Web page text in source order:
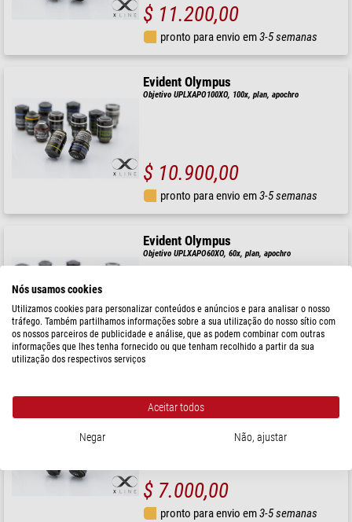
$ 11.200,00
pronto para envio em3-5 semanas
Evident Olympus
Objetivo UPLXAPO100XO, 100x, plan, apochro
$ 10.900,00
pronto para envio em3-5 semanas
Evident Olympus
Objetivo UPLXAPO60XO, 60x, plan, apochro
$ 9.400,00
pronto para envio em3-5 semanas
Evident Olympus
Objetivo UPLXAPO40X, 40x, plan
$ 7.000,00
pronto para envio em3-5 semanas
Nós usamos cookies
Utilizamos cookies para personalizar conteúdos e anúncios e para analisar o nosso
tráfego. Também partilhamos informações sobre a sua utilização do nosso sítio com
os nossos parceiros de publicidade e análise, que as podem combinar com outras
informações que lhes tenha fornecido ou que tenham recolhido a partir da sua
utilização dos respectivos serviços
Aceitar todos
Negar Não, ajustar